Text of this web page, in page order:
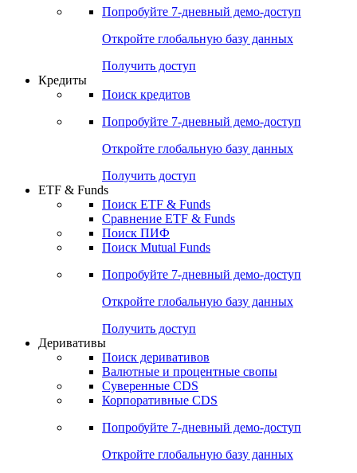
Попробуйте 7-дневный демо-доступ
Откройте глобальную базу данных
Получить доступ
Кредиты
Поиск кредитов
Попробуйте 7-дневный демо-доступ
Откройте глобальную базу данных
Получить доступ
ETF & Funds
Поиск ETF & Funds
Сравнение ETF & Funds
Поиск ПИФ
Поиск Mutual Funds
Попробуйте 7-дневный демо-доступ
Откройте глобальную базу данных
Получить доступ
Деривативы
Поиск деривативов
Валютные и процентные свопы
Суверенные CDS
Корпоративные CDS
Попробуйте 7-дневный демо-доступ
Откройте глобальную базу данных